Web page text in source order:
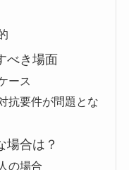
べき場面
ース
抗要件が問題とな
場合は？
の場合